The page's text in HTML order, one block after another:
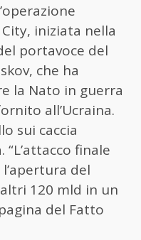
iniziata nella
portavoce del
che ha
la Nato in guerra
all’Ucraina.
sui caccia
finale
l’apertura del
120 mld in un
del Fatto